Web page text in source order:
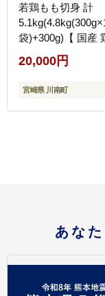
若鶏もも切身 計
袋)+300g)【 国産
肉 とり もも肉 モモ
5.1kg からあげ 唐
チキン南蛮 送料無
20,000円
宮崎県 川南町
あな